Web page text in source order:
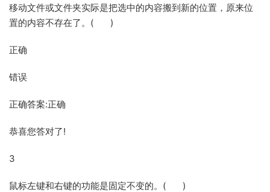
移动文件或文件夹实际是把选中的内容搬到新的位置，原来位
置的内容不存在了。( )
正确
错误
正确答案:正确
恭喜您答对了!
3
鼠标左键和右键的功能是固定不变的。( )